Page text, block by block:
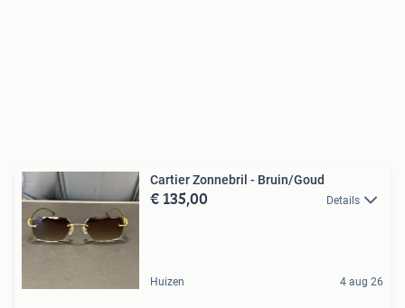
Cartier Zonnebril - Bruin/Goud
€ 135,00 Details
Huizen 4 aug 26